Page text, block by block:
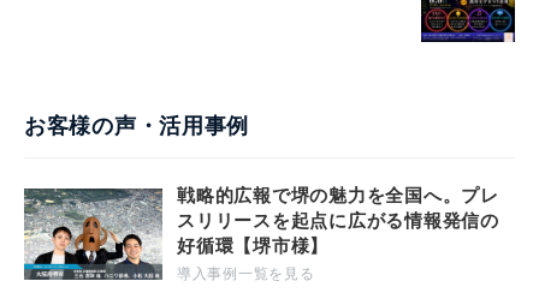
お客様の声・活用事例
戦略的広報で堺の魅力を全国へ。プレ
スリリースを起点に広がる情報発信の
好循環【堺市様】
導入事例一覧を見る